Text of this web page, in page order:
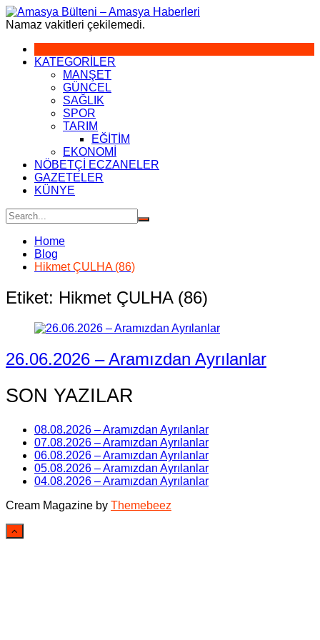
Skip
to
Namaz vakitleri çekilemedi.
KATEGORİLER
MANŞET
GÜNCEL
SAĞLIK
SPOR
TARIM
EĞİTİM
EKONOMİ
NÖBETÇİ ECZANELER
GAZETELER
KÜNYE
Home
Blog
Hikmet ÇULHA (86)
Etiket: Hikmet ÇULHA (86)
26.06.2026 – Aramızdan Ayrılanlar
SON YAZILAR
08.08.2026 – Aramızdan Ayrılanlar
07.08.2026 – Aramızdan Ayrılanlar
06.08.2026 – Aramızdan Ayrılanlar
05.08.2026 – Aramızdan Ayrılanlar
04.08.2026 – Aramızdan Ayrılanlar
Cream Magazine by Themebeez